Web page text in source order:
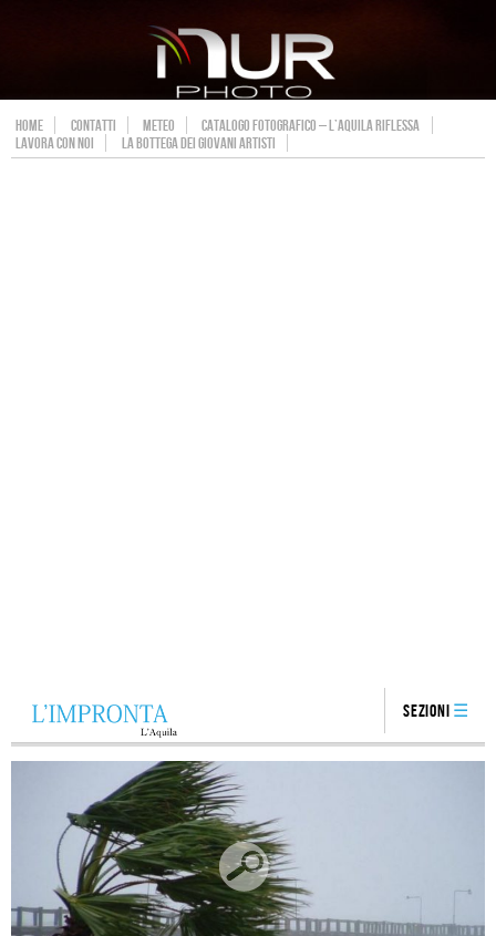
HOME CONTATTI METEO
CATALOGO FOTOGRAFICO – L’AQUILA RIFLESSA
LAVORA CON NOI
LA BOTTEGA DEI GIOVANI ARTISTI
Sezioni